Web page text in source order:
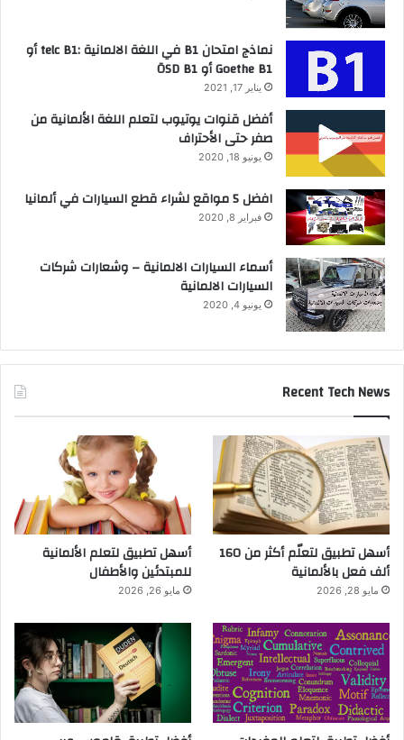
نماذج امتحان B1 في اللغة الالمانية :telc B1 أو
Goethe B1 أو ÖSD B1
يناير 17, 2021
أفضل قنوات يوتيوب لتعلم اللغة الألمانية من
صفر حتى الأحتراف
يونيو 18, 2020
افضل 5 مواقع لشراء قطع السيارات في ألمانيا
فبراير 8, 2020
أسماء السيارات الالمانية – وشعارات شركات
السيارات الالمانية
يونيو 4, 2020
Recent Tech News
أسهل تطبيق لتعلّم أكثر من 160
ألف فعل بالألمانية
مايو 28, 2026
أسهل تطبيق لتعلم الألمانية
للمبتدئين والأطفال
مايو 26, 2026